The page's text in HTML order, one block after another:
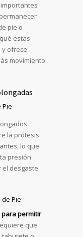
pie o
estas
ofrece
movimiento
Pie
la prótesis
lo que
presión
el desgaste
Pie
permitir
que